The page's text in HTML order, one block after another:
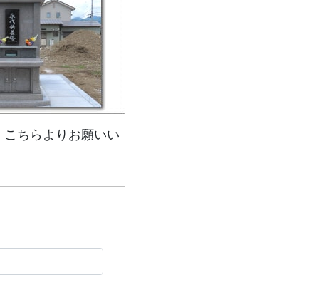
ちらよりお願いい